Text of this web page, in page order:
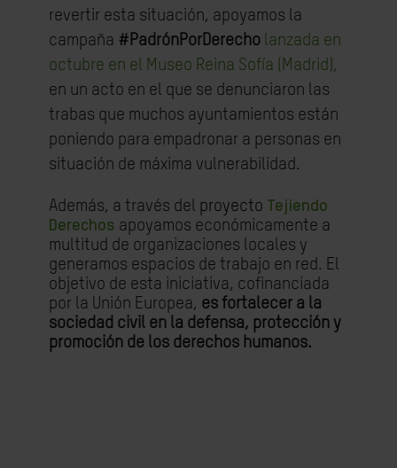
revertir esta situación, apoyamos la
campaña #PadrónPorDerecho lanzada en
octubre en el Museo Reina Sofía (Madrid),
en un acto en el que se denunciaron las
trabas que muchos ayuntamientos están
poniendo para empadronar a personas en
situación de máxima vulnerabilidad.
Además, a través del proyecto Tejiendo
Derechos apoyamos económicamente a
multitud de organizaciones locales y
generamos espacios de trabajo en red. El
objetivo de esta iniciativa, cofinanciada
por la Unión Europea, es fortalecer a la
sociedad civil en la defensa, protección y
promoción de los derechos humanos.